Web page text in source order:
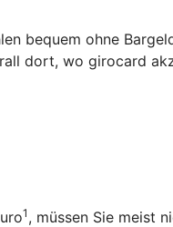
bequem ohne
dort, wo girocard
1 , müssen Sie meist